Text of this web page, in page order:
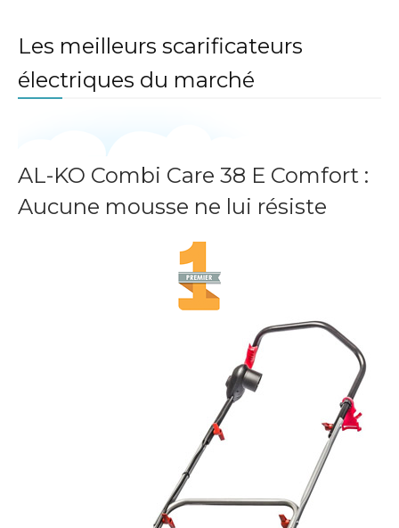
Les meilleurs scarificateurs
électriques du marché
AL-KO Combi Care 38 E Comfort :
Aucune mousse ne lui résiste